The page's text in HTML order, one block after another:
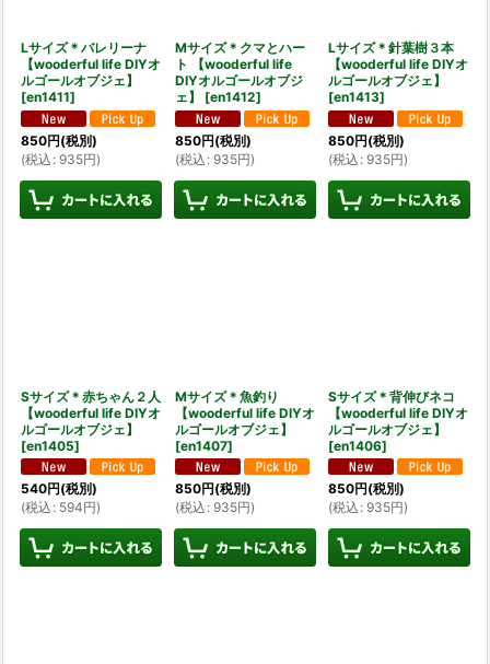
Lサイズ＊バレリーナ
【wooderful life DIYオ
ルゴールオブジェ】
[en1411]
850円(税別)
(税込 : 935円)
Mサイズ＊クマとハー
ト 【wooderful life
DIYオルゴールオブジ
ェ】
[en1412]
850円(税別)
(税込 : 935円)
Lサイズ＊針葉樹３本
【wooderful life DIYオ
ルゴールオブジェ】
[en1413]
850円(税別)
(税込 : 935円)
Sサイズ＊赤ちゃん２人
【wooderful life DIYオ
ルゴールオブジェ】
[en1405]
540円(税別)
(税込 : 594円)
Mサイズ＊魚釣り
【wooderful life DIYオ
ルゴールオブジェ】
[en1407]
850円(税別)
(税込 : 935円)
Sサイズ＊背伸びネコ
【wooderful life DIYオ
ルゴールオブジェ】
[en1406]
850円(税別)
(税込 : 935円)